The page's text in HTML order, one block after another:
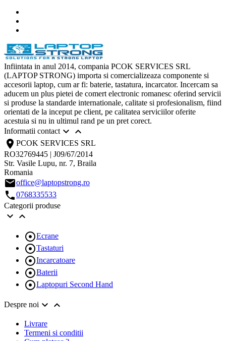
Infiintata in anul 2014, compania PCOK SERVICES SRL
(LAPTOP STRONG) importa si comercializeaza componente si
accesorii laptop, cum ar fi: baterie, tastatura, incarcator. Incercam sa
aducem un plus pietei de comert electronic romanesc oferind servicii
si produse la standarde internationale, calitate si profesionalism, fiind
orientati de la inceput pe client, pe calitatea serviciilor oferite
acestuia si nu in ultimul rand pe un pret corect.
Informatii contact 
location_on PCOK SERVICES SRL
RO32769445 | J09/67/2014
Str. Vasile Lupu, nr. 7, Braila
Romania
emailoffice@laptopstrong.ro
call0768335533
Categorii produse
 
Ecrane
Tastaturi
Incarcatoare
Baterii
Laptopuri Second Hand
Despre noi  
Livrare
Termeni si conditii